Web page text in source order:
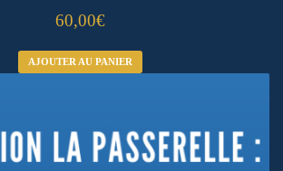
60,00€
AJOUTER AU PANIER